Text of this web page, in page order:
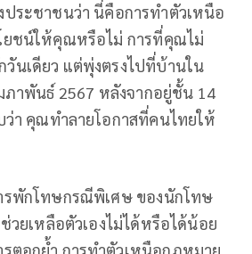
ประชาชนว่า นี่คือการทำตัวเหนือ
ยชน์ให้คุณหรือไม่ การที่คุณไม่
วันเดียว แต่พุ่งตรงไปที่บ้านใน
ภาพันธ์ 2567 หลังจากอยู่ชั้น 14
ว่า คุณทำลายโอกาสที่คนไทยให้
รพักโทษกรณีพิเศษ ของนักโทษ
วยเหลือตัวเองไม่ได้หรือได้น้อย